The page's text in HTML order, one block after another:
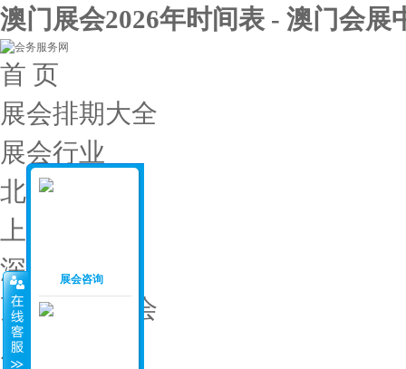
澳门展会2026年时间表 - 澳门会展
首 页
展会排期大全
展会行业
北京展会
上海展会
深圳展会
更多城市展会
展会投稿
展会咨询